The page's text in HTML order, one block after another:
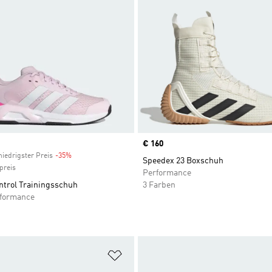
Preis -35%Discount
Trainingsschuh
Price
€ 160
Speedex 23 Boxschuh
Performance
3 Farben